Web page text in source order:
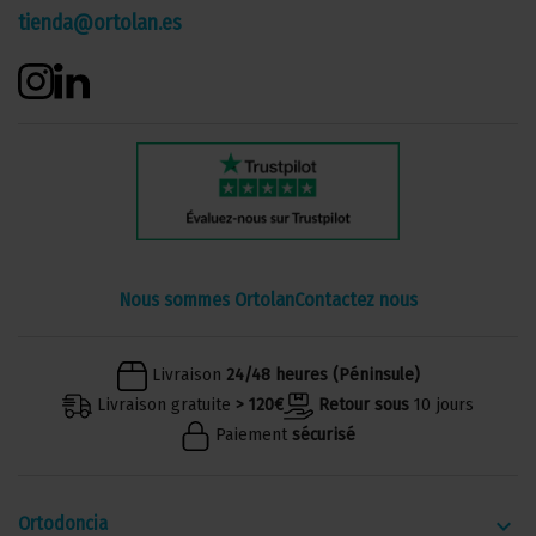
tienda@ortolan.es
Nous sommes OrtolanContactez nous
Livraison 24/48 heures (Péninsule)
Livraison gratuite > 120€ Retour sous 10 jours
Paiement sécurisé
Ortodoncia keyboard_arrow_down